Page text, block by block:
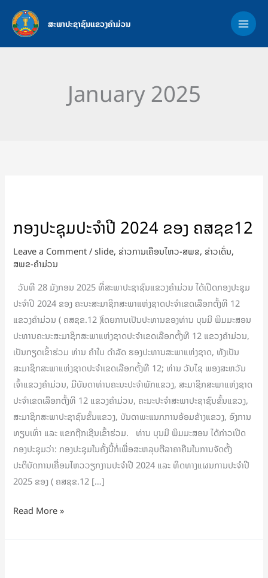
content
ສະພາປະຊາຊົນແຂວງຄຳມ່ວນ
January 2025
ກອງປະຊຸມປະຈໍາປີ 2024 ຂອງ ຄສຊຂ12
Leave a Comment/slide, ຂ່າວການເຄືອນໄຫວ-ສພຂ, ຂ່າວເດັ່ນ,
ສພຂ-ຄໍາມ່ວນ
ວັນທີ 28 ມັງກອນ 2025 ທີ່ສະພາປະຊາຊົນແຂວງຄຳມ່ວນ ໄດ້ເປີດກອງປະຊຸມ
ປະຈໍາປີ 2024 ຂອງ ຄະນະສະມາຊິກສະພາແຫ່ງຊາດປະຈໍາເຂດເລືອກຕັ້ງທີ 12
ແຂວງຄໍາມ່ວນ ( ຄສຊຂ.12 )ໂດຍການເປັນປະທານຂອງທ່ານ ບຸນມີ ພິມມະສອນ
ປະທານຄະນະສະມາຊິກສະພາແຫ່ງຊາດປະຈໍາເຂດເລືອກຕັ້ງທີ 12 ແຂວງຄໍາມ່ວນ,
ເປັນກຽດເຂົ້າຮ່ວມ ທ່ານ ຄໍາໃບ ດໍາລັດ ຮອງປະທານສະພາແຫ່ງຊາດ, ທັງເປັນ
ສະມາຊິກສະພາແຫ່ງຊາດປະຈໍາເຂດເລືອກຕັ້ງທີ 12; ທ່ານ ວັນໄຊ ພອງສະຫວັນ
ເຈົ້າແຂວງຄໍາມ່ວນ, ມີບັນດາທ່ານຄະນະປະຈໍາພັກແຂວງ, ສະມາຊິກສະພາແຫ່ງຊາດ
ປະຈໍາເຂດເລືອກຕັ້ງທີ 12 ແຂວງຄໍາມ່ວນ, ຄະນະປະຈໍາສະພາປະຊາຊົນຂັ້ນແຂວງ,
ສະມາຊິກສະພາປະຊາຊົນຂັ້ນແຂວງ, ບັນດາພະແນກການອ້ອມຂ້າງແຂວງ, ອົງການ
ທຽບເທົ່າ ແລະ ແຂກຖືກເຊີນເຂົ້າຮ່ວມ. ທ່ານ ບຸນມີ ພິມມະສອນ ໄດ້ກ່າວເປີດ
ກອງປະຊຸມວ່າ: ກອງປະຊຸມໃນຄັ້ງນີ້ກໍ່ເພື່ອສະຫລຸບຕີລາຄາຄືນໃນການຈັດຕັ້ງ
ປະຕິບັດການເຄື່ອນໄຫວວຽກງານປະຈໍາປີ 2024 ແລະ ທິດທາງແຜນການປະຈໍາປີ
2025 ຂອງ ( ຄສຊຂ.12 […]
ປະ
ປີ
ຂອງ
ຄສຊຂ12
Read More »